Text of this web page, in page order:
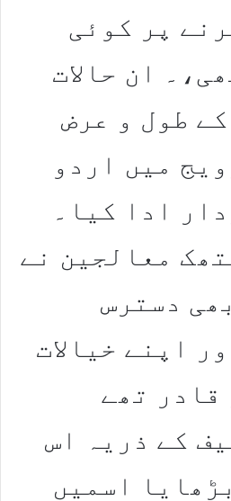
پر کوئی
ان حالات
طول و عرض
میں اردو
ادا کیا۔
معالجین نے
دسترس
اپنے خیالات
قادر تھے
کے ذریہ اس
اسمیں